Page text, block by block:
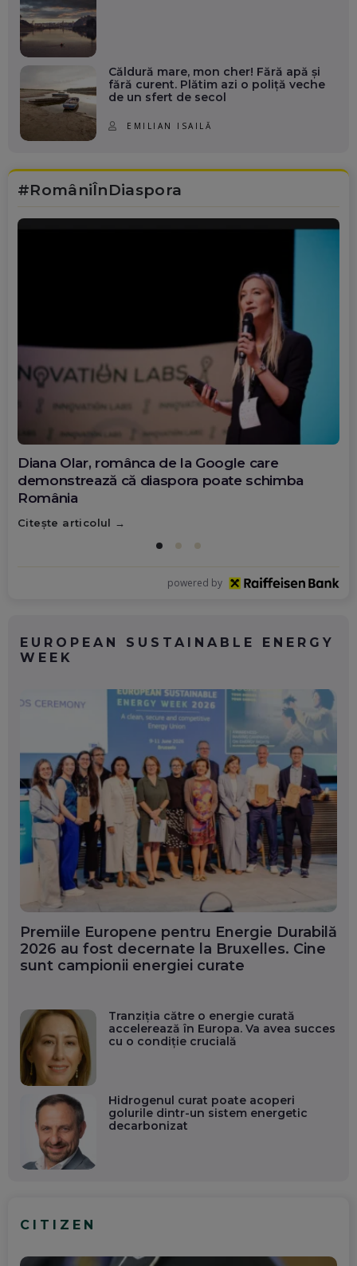
Căldură mare, mon cher! Fără apă și
fără curent. Plătim azi o poliță veche
de un sfert de secol
EMILIAN ISAILĂ
#RomâniÎnDiaspora
Diana Olar, românca de la Google care
demonstrează că diaspora poate schimba
România
Citește articolul
powered by
EUROPEAN SUSTAINABLE ENERGY
WEEK
Premiile Europene pentru Energie Durabilă
2026 au fost decernate la Bruxelles. Cine
sunt campionii energiei curate
Tranziția către o energie curată
accelerează în Europa. Va avea succes
cu o condiție crucială
Hidrogenul curat poate acoperi
golurile dintr-un sistem energetic
decarbonizat
CITIZEN